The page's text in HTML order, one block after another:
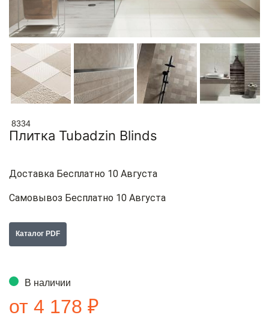
8334
Плитка Tubadzin Blinds
Доставка Бесплатно 10 Августа
Самовывоз Бесплатно 10 Августа
Каталог PDF
В наличии
от 4 178 ₽